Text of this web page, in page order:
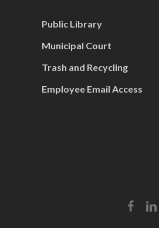
Public Library
Municipal Court
Trash and Recycling
Employee Email Access
facebook